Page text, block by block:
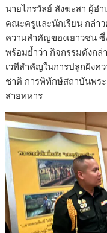
นายไกรวัลย์ สังฆะสา ผู้อ
คณะครูและนักเรียน กล่า
ความสำคัญของเยาวชน
พร้อมย้ำว่า กิจกรรมดังกล่
เวทีสำคัญในการปลูกฝังค
ชาติ การพิทักษ์สถาบันพร
สายทหาร